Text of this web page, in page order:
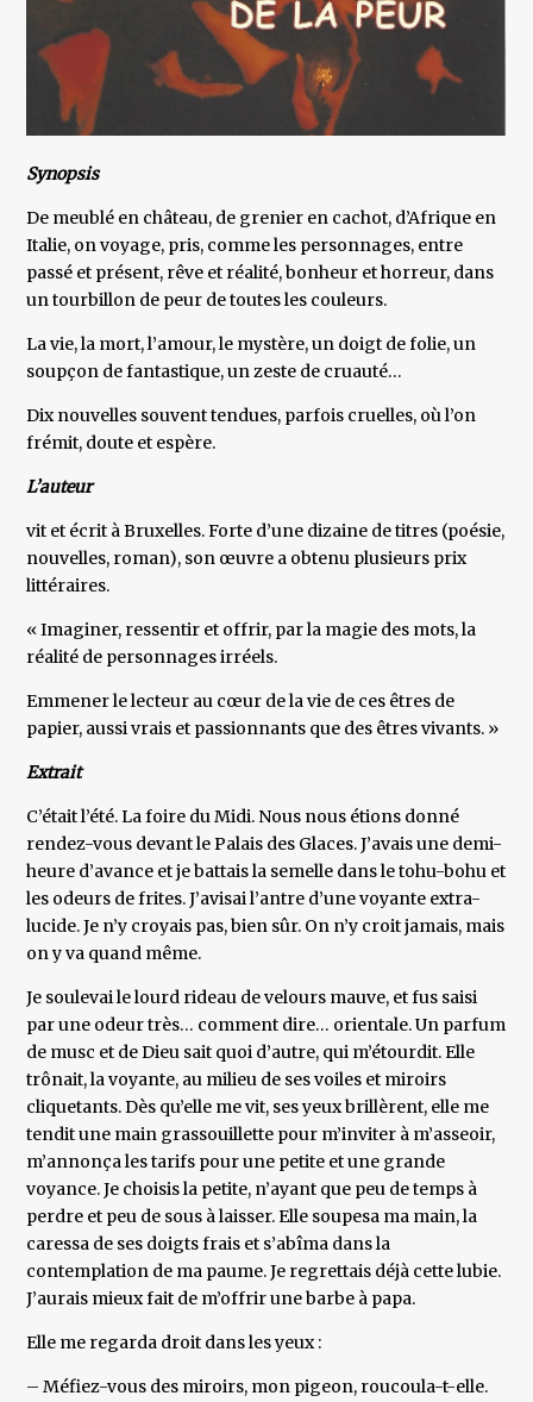
Synopsis
De meublé en château, de grenier en cachot, d’Afrique en
Italie, on voyage, pris, comme les personnages, entre
passé et présent, rêve et réalité, bonheur et horreur, dans
un tourbillon de peur de toutes les couleurs.
La vie, la mort, l’amour, le mystère, un doigt de folie, un
soupçon de fantastique, un zeste de cruauté…
Dix nouvelles souvent tendues, parfois cruelles, où l’on
frémit, doute et espère.
L’auteur
vit et écrit à Bruxelles. Forte d’une dizaine de titres (poésie,
nouvelles, roman), son œuvre a obtenu plusieurs prix
littéraires.
« Imaginer, ressentir et offrir, par la magie des mots, la
réalité de personnages irréels.
Emmener le lecteur au cœur de la vie de ces êtres de
papier, aussi vrais et passionnants que des êtres vivants. »
Extrait
C’était l’été. La foire du Midi. Nous nous étions donné
rendez-vous devant le Palais des Glaces. J’avais une demi-
heure d’avance et je battais la semelle dans le tohu-bohu et
les odeurs de frites. J’avisai l’antre d’une voyante extra-
lucide. Je n’y croyais pas, bien sûr. On n’y croit jamais, mais
on y va quand même.
Je soulevai le lourd rideau de velours mauve, et fus saisi
par une odeur très… comment dire… orientale. Un parfum
de musc et de Dieu sait quoi d’autre, qui m’étourdit. Elle
trônait, la voyante, au milieu de ses voiles et miroirs
cliquetants. Dès qu’elle me vit, ses yeux brillèrent, elle me
tendit une main grassouillette pour m’inviter à m’asseoir,
m’annonça les tarifs pour une petite et une grande
voyance. Je choisis la petite, n’ayant que peu de temps à
perdre et peu de sous à laisser. Elle soupesa ma main, la
caressa de ses doigts frais et s’abîma dans la
contemplation de ma paume. Je regrettais déjà cette lubie.
J’aurais mieux fait de m’offrir une barbe à papa.
Elle me regarda droit dans les yeux :
– Méfiez-vous des miroirs, mon pigeon, roucoula-t-elle.